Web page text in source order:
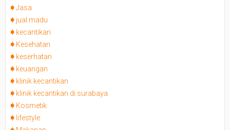
Jasa
jual madu
kecantikan
Kesehatan
keserhatan
keuangan
klinik kecantikan
klinik kecantikan di surabaya
Kosmetik
lifestyle